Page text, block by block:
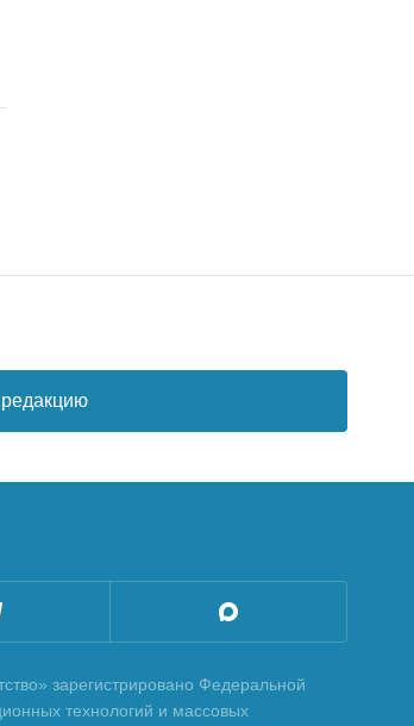
зарегистрировано Федеральной
технологий и массовых